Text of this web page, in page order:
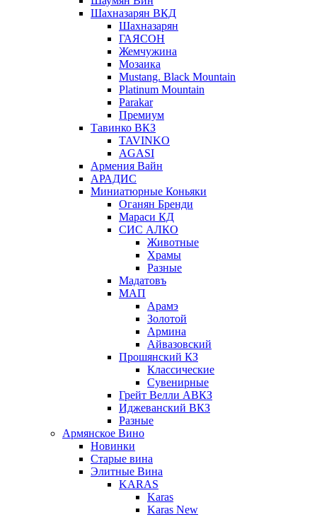
Шахназарян ВКД
Шахназарян
ГАЯСОН
Жемчужина
Мозаика
Mustang. Black Mountain
Platinum Mountain
Parakar
Премиум
Тавинко ВКЗ
TAVINKO
AGASI
Армения Вайн
АРАДИС
Миниатюрные Коньяки
Оганян Бренди
Мараси КД
СИС АЛКО
Животные
Храмы
Разные
Мадатовъ
МАП
Арамэ
Золотой
Армина
Айвазовский
Прошянский КЗ
Классические
Сувенирные
Грейт Велли АВКЗ
Иджеванский ВКЗ
Разные
Армянское Вино
Новинки
Старые вина
Элитные Вина
KARAS
Karas
Karas New